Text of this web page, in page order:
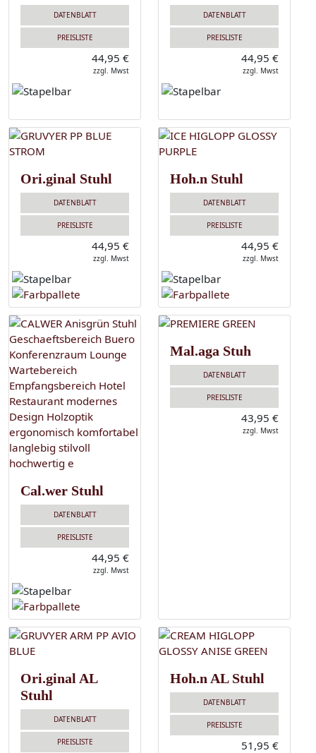
DATENBLATT
PREISLISTE
44,95 €
zzgl. Mwst
DATENBLATT
PREISLISTE
44,95 €
zzgl. Mwst
Ori.ginal Stuhl
DATENBLATT
PREISLISTE
44,95 €
zzgl. Mwst
Hoh.n Stuhl
DATENBLATT
PREISLISTE
44,95 €
zzgl. Mwst
Cal.wer Stuhl
DATENBLATT
PREISLISTE
44,95 €
zzgl. Mwst
Mal.aga Stuh
DATENBLATT
PREISLISTE
43,95 €
zzgl. Mwst
Ori.ginal AL
Stuhl
DATENBLATT
PREISLISTE
Hoh.n AL Stuhl
DATENBLATT
PREISLISTE
51,95 €